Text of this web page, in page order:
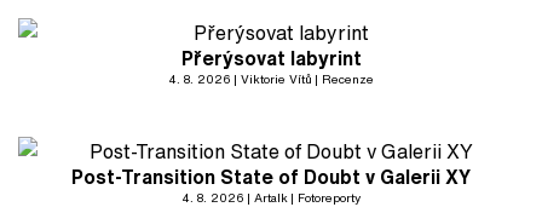
Přerýsovat labyrint
4. 8. 2026 Viktorie Vítů Recenze
Post-Transition State of Doubt v Galerii XY
4. 8. 2026 Artalk Fotoreporty